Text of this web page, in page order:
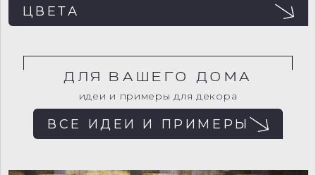
Для загрузки внешнего содержимого
необходимо разрешить cookies.
Изменить настройки cookies
ЦВЕТА
ДЛЯ ВАШЕГО ДОМА
идеи и примеры для декора
ВСЕ ИДЕИ И ПРИМЕРЫ